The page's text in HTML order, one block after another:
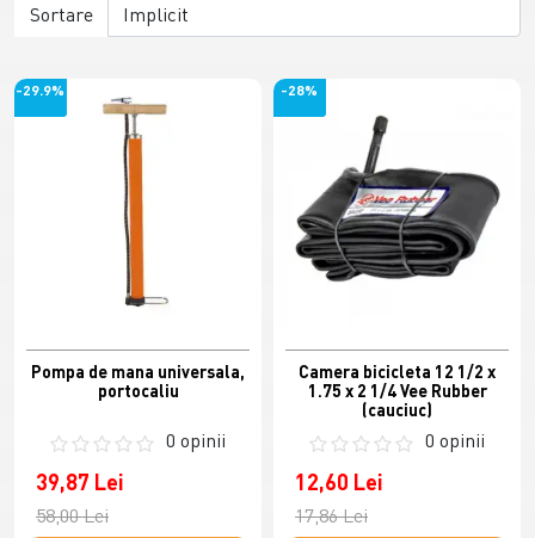
Sortare
-29.9%
Pompa de mana universala,
portocaliu
0 opinii
39,87 Lei
58,00 Lei
-28%
Camera bicicleta 12 1/2 x
1.75 x 2 1/4 Vee Rubber
(cauciuc)
0 opinii
12,60 Lei
17,86 Lei